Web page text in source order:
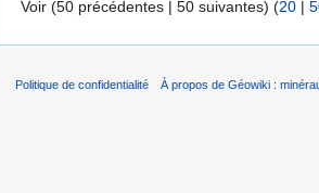
Voir (50 précédentes | 50 suivantes) (20 |
Politique de confidentialité À propos de Géowiki :